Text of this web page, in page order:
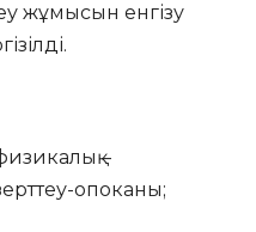
жұмысын енгізу
–
опоканы;